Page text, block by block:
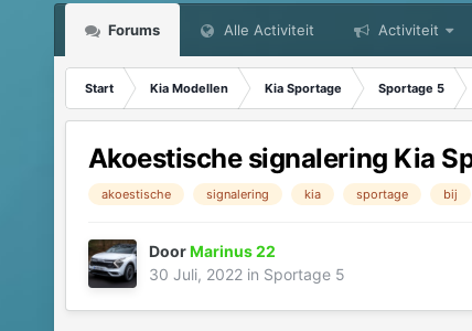
Forums Alle Activiteit Activiteit
Start Kia Modellen Kia Sportage Sportage 5
Akoestische signalering Kia
akoestische signalering kia sportage bij
DoorMarinus 22
30 Juli, 2022in Sportage 5